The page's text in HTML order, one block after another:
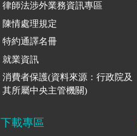
律師法涉外業務資訊專區
陳情處理規定
特約通譯名冊
就業資訊
消費者保護(資料來源：行政院及
其所屬中央主管機關)
下載專區